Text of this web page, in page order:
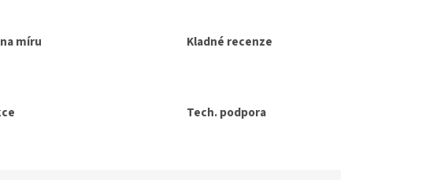
míru Kladné recenze
Tech. podpora